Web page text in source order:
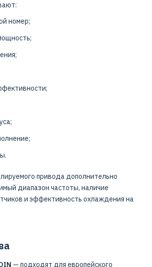
номер;
привода дополнительно
диапазон частоты, наличие
и эффективность охлаждения на
— подходят для европейского